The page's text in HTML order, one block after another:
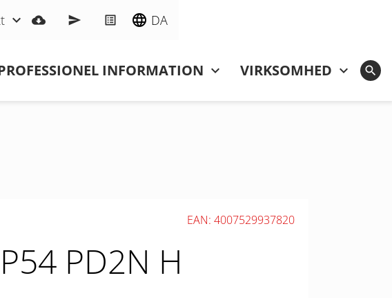
DA
INFORMATION VIRKSOMHED
EAN: 4007529937820
PD2N H